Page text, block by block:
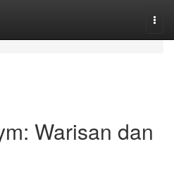
Warisan dan